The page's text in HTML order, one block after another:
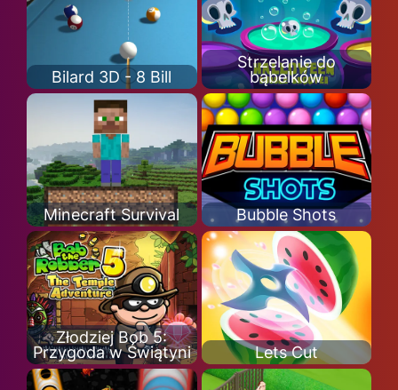
Bilard 3D - 8 Bill
Strzelanie do
bąbelków
Minecraft Survival Bubble Shots
Złodziej Bob 5:
Przygoda w Świątyni
Lets Cut